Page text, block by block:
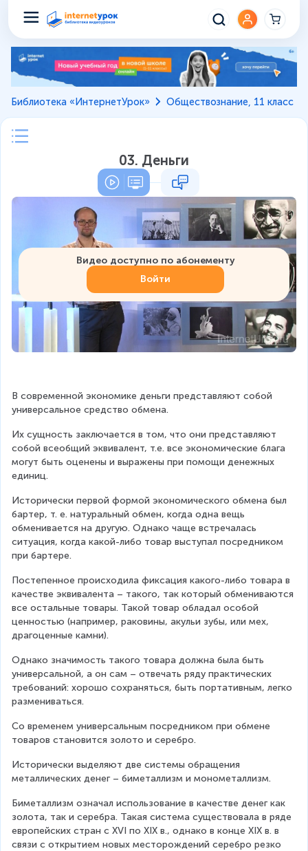
Библиотека «ИнтернетУрок» Обществознание, 11 класс
03. Деньги
Видео доступно по абонементу
Войти
В современной экономике деньги представляют собой
универсальное средство обмена.
Их сущность заключается в том, что они представляют
собой всеобщий эквивалент, т.е. все экономические блага
могут быть оценены и выражены при помощи денежных
единиц.
Исторически первой формой экономического обмена был
бартер, т. е. натуральный обмен, когда одна вещь
обменивается на другую. Однако чаще встречалась
ситуация, когда какой-либо товар выступал посредником
при бартере.
Постепенное происходила фиксация какого-либо товара в
качестве эквивалента – такого, так который обмениваются
все остальные товары. Такой товар обладал особой
ценностью (например, раковины, акульи зубы, или мех,
драгоценные камни).
Однако значимость такого товара должна была быть
универсальной, а он сам – отвечать ряду практических
требований: хорошо сохраняться, быть портативным, легко
размениваться.
Со временем универсальным посредником при обмене
товаров становится золото и серебро.
Исторически выделяют две системы обращения
металлических денег – биметаллизм и монометаллизм.
Биметаллизм означал использование в качестве денег как
золота, так и серебра. Такая система существовала в ряде
европейских стран с XVI по XIX в., однако в конце XIX в. в
связи с открытием новых месторождений серебро резко